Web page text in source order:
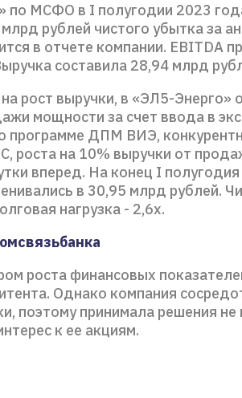
по МСФО в I полугодии 2023
рублей чистого убытка за
в отчете компании. EBITDA
составила 28,94 млрд
рост выручки, в «ЭЛ5-Энерго»
мощности за счет ввода в
программе ДПМ ВИЭ,
роста на 10% выручки от
вперед. На конец I
в 30,95 млрд рублей.
нагрузка - 2,6x.
роста финансовых
Однако компания
поэтому принимала решения не
к ее акциям.